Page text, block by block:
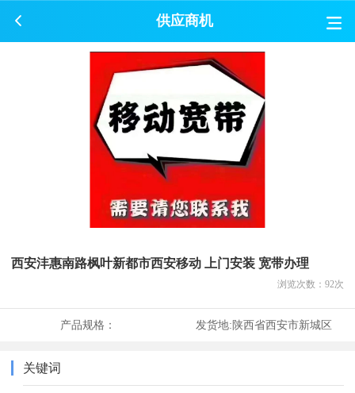
供应商机
西安沣惠南路枫叶新都市西安移动 上门安装 宽带办理
浏览次数： 92次
产品规格： 发货地:陕西省西安市新城区
关键词